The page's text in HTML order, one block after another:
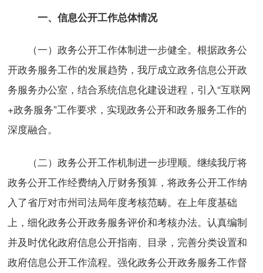
一、信息公开工作总体情况
（一）政务公开工作体制进一步健全。根据政务公
开政务服务工作的发展趋势，我厅成立政务信息公开政
务服务办公室，结合系统信息化建设进程，引入“互联网
+政务服务”工作要求，实现政务公开和政务服务工作的
深度融合。
（二）政务公开工作机制进一步理顺。继续我厅将
政务公开工作经费纳入厅财务预算，将政务公开工作纳
入了省厅对市州司法局年度考核范畴。在上年度基础
上，细化政务公开政务服务评价和考核办法。认真编制
并及时优化政府信息公开指南、目录，完善分类设置和
政府信息公开工作流程。强化政务公开政务服务工作督